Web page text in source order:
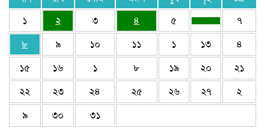
১
২ ৩ ৪ ৫
৭
৮
৯ ১০ ১১ ১ ১৩
৪
১৫
১৬ ১ ৮ ১৯ ২০
২১
২২
২৩ ২৪ ২৫ ২৬ ২৭
২
৯
৩০ ৩১